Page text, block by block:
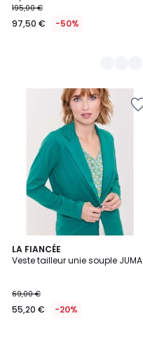
195,00 €
97,50 € -50%
LA FIANCÉE
Veste tailleur unie souple JUMA
69,00 €
55,20 € -20%
2
Couleurs